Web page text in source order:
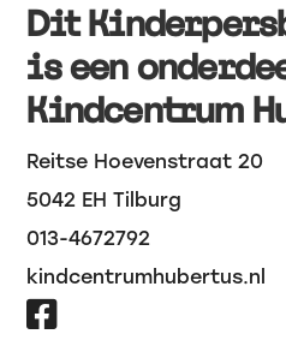
Dit
is een
Kindcentrum
Reitse Hoevenstraat 20
5042 EH Tilburg
013-4672792
kindcentrumhubertus.nl
